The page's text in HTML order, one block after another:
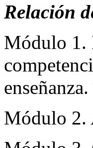
Relación
Módulo 1.
Módulo 2.